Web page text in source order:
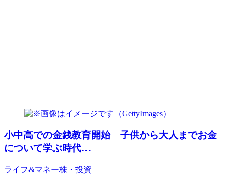
小中高での金銭教育開始 子供から大人までお金
について学ぶ時代…
ライフ&マネー株・投資